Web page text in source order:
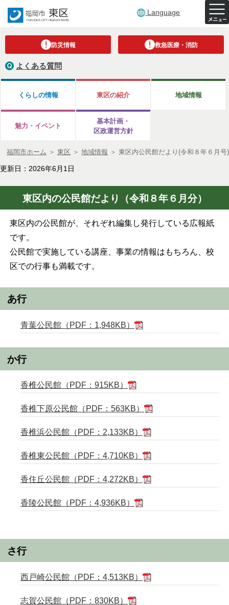
Language
防災情報 救急医療・消防
よくある質問
くらしの情報 東区の紹介 地域情報
魅力・イベント
基本計画・
区政運営方針
福岡市ホーム ＞ 東区 ＞ 地域情報 ＞ 東区内公民館だより(令和８年６月号)
更新日：2026年6月1日
東区内の公民館だより（令和８年６月分）
東区内の公民館が、それぞれ編集し発行している広報紙
です。
公民館で実施している講座、事業の情報はもちろん、校
区での行事も満載です。
あ行
青葉公民館（PDF：1,948KB）
か行
香椎公民館（PDF：915KB）
香椎下原公民館（PDF：563KB）
香椎浜公民館（PDF：2,133KB）
香椎東公民館（PDF：4,710KB）
香住丘公民館（PDF：4,272KB）
香陵公民館（PDF：4,936KB）
さ行
西戸崎公民館（PDF：4,513KB）
志賀公民館（PDF：830KB）